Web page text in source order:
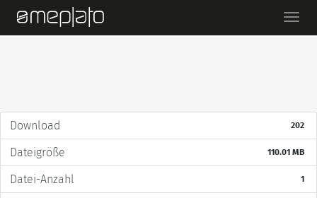
Ein-/
Download 202
Dateigröße 110.01 MB
Datei-Anzahl 1